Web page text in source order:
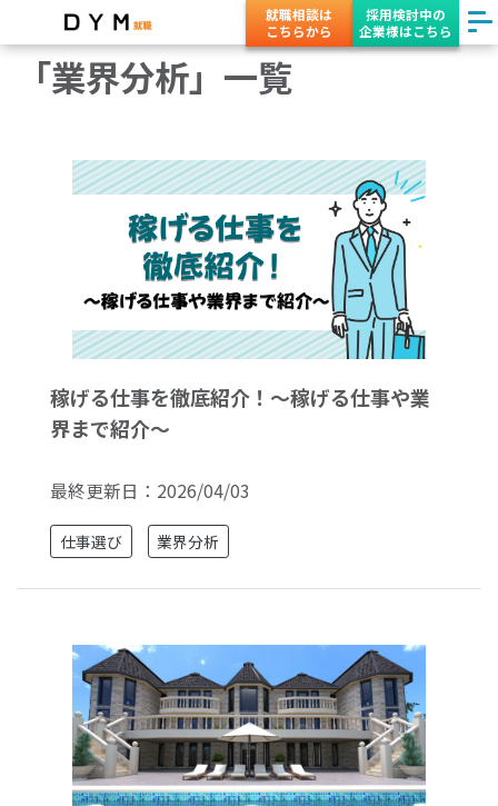
就職相談は
こちらから
採用検討中の
企業様はこちら
「業界分析」一覧
稼げる仕事を徹底紹介！～稼げる仕事や業
界まで紹介～
最終更新日： 2026/04/03
仕事選び 業界分析